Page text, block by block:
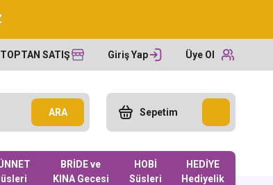
TOPTAN SATIŞ Giriş Yap Üye Ol
ARA Sepetim
BRİDE ve
KINA Gecesi
HOBİ
Süsleri
HEDİYE
Hediyelik